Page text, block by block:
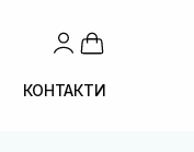
КОНТАКТИ